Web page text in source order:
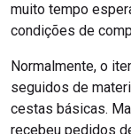
muito tempo
condições de
Normalmente, o
seguidos de
cestas básicas.
recebeu pedidos